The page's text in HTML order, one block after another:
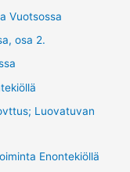
Vuotsossa
osa 2.
Luovatuvan
Enontekiöllä